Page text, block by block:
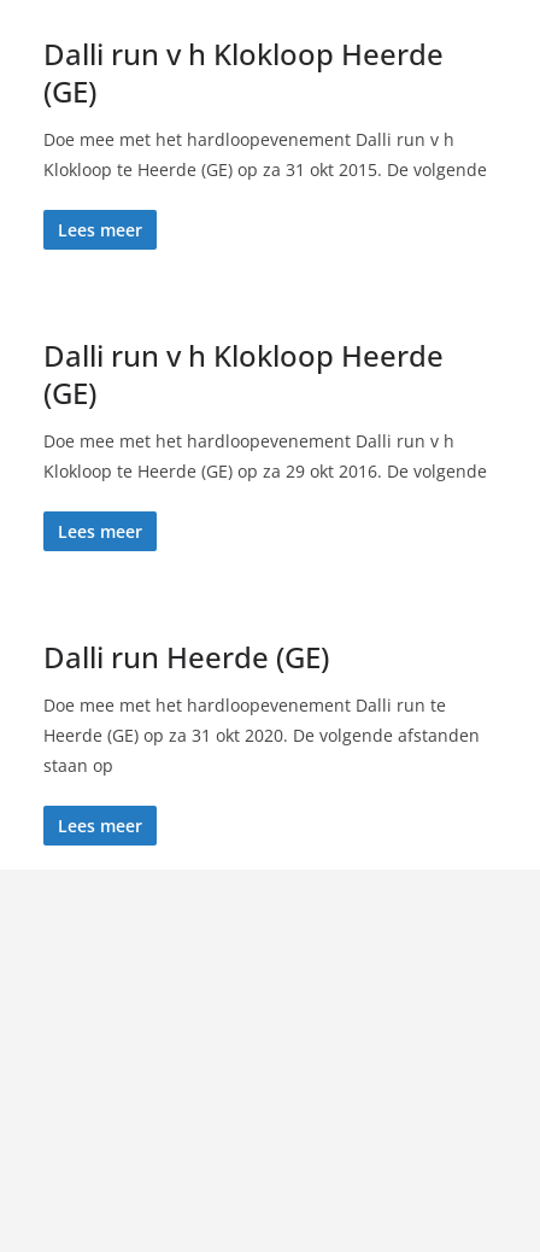
Dalli run v h Klokloop Heerde
(GE)
Doe mee met het hardloopevenement Dalli run v h
Klokloop te Heerde (GE) op za 31 okt 2015. De volgende
Lees meer
Dalli run v h Klokloop Heerde
(GE)
Doe mee met het hardloopevenement Dalli run v h
Klokloop te Heerde (GE) op za 29 okt 2016. De volgende
Lees meer
Dalli run Heerde (GE)
Doe mee met het hardloopevenement Dalli run te
Heerde (GE) op za 31 okt 2020. De volgende afstanden
staan op
Lees meer